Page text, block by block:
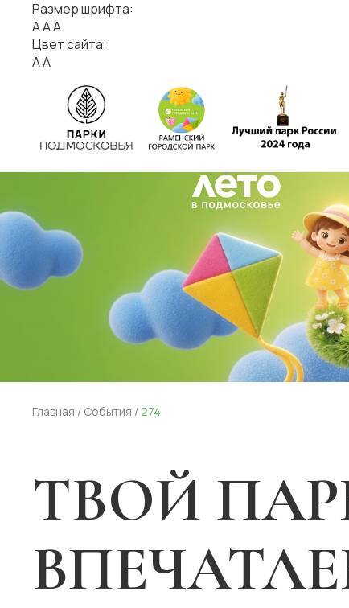
Размер шрифта:
ААА
Цвет сайта:
АА
Главная / События / 274
ТВОЙ